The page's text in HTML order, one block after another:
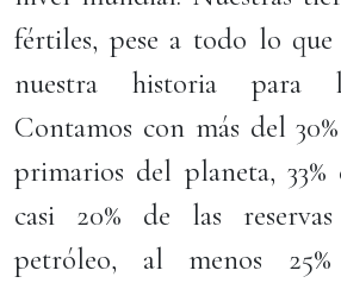
fértiles, pese a todo lo
nuestra historia para
Contamos con más del
primarios del planeta, 33%
casi 20% de las
petróleo, al menos